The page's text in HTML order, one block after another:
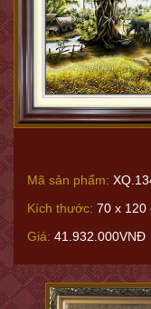
Mã sản phẩm:
Kích thước: 70 x 120
Giá: 41.932.000VNĐ